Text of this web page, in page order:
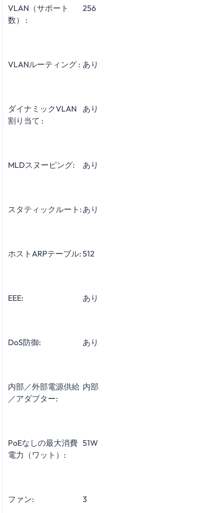
VLAN（サポート
数） :
256
VLANルーティング : あり
ダイナミックVLAN
割り当て :
あり
MLDスヌーピング: あり
スタティックルート: あり
ホストARPテーブル: 512
EEE: あり
DoS防御: あり
内部／外部電源供給
／アダプター:
内部
PoEなしの最大消費
電力（ワット）:
51W
ファン: 3